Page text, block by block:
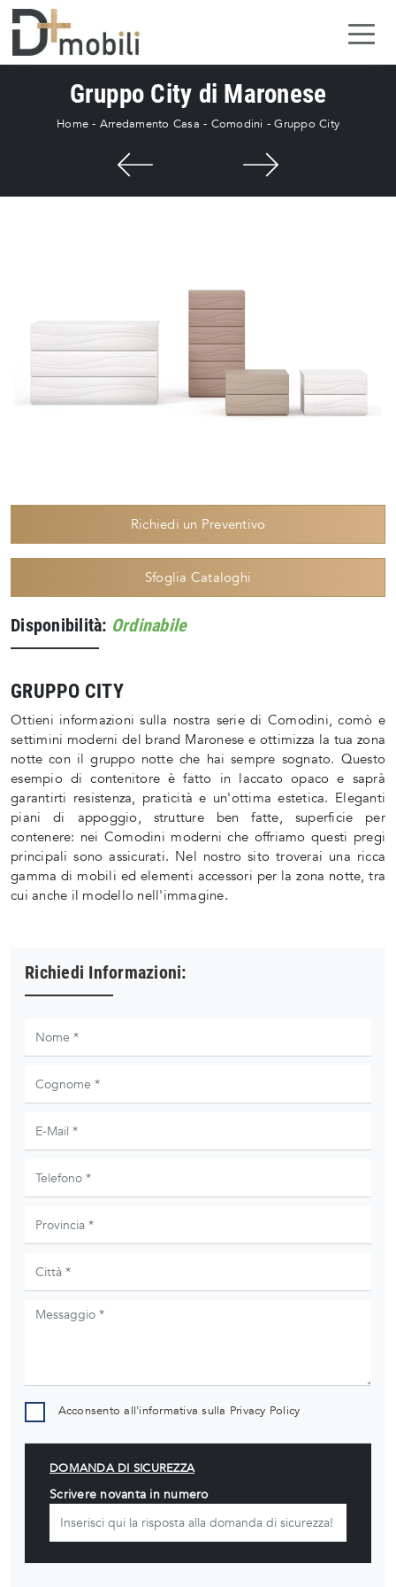
Gruppo City di Maronese
Home - Arredamento Casa - Comodini -Gruppo City
Richiedi un Preventivo
Sfoglia Cataloghi
Disponibilità: Ordinabile
GRUPPO CITY
Ottieni informazioni sulla nostra serie di Comodini, comò e
settimini moderni del brand Maronese e ottimizza la tua zona
notte con il gruppo notte che hai sempre sognato. Questo
esempio di contenitore è fatto in laccato opaco e saprà
garantirti resistenza, praticità e un'ottima estetica. Eleganti
piani di appoggio, strutture ben fatte, superficie per
contenere: nei Comodini moderni che offriamo questi pregi
principali sono assicurati. Nel nostro sito troverai una ricca
gamma di mobili ed elementi accessori per la zona notte, tra
cui anche il modello nell'immagine.
Richiedi Informazioni:
Acconsento all'informativa sulla Privacy Policy
DOMANDA DI SICUREZZA
Scrivere novanta in numero